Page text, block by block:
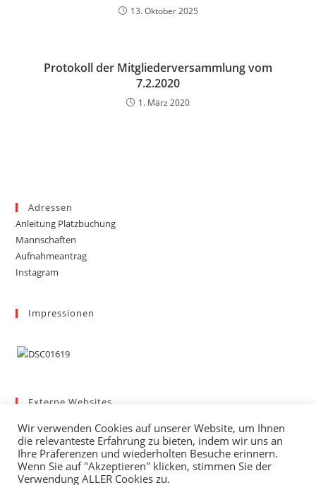
13. Oktober 2025
Protokoll der Mitgliederversammlung vom
7.2.2020
1. März 2020
Adressen
Anleitung Platzbuchung
Mannschaften
Aufnahmeantrag
Instagram
Impressionen
Externe Websites
Gemeinde March
Wetter
mybigpoint
Wir verwenden Cookies auf unserer Website, um Ihnen
die relevanteste Erfahrung zu bieten, indem wir uns an
Ihre Präferenzen und wiederholten Besuche erinnern.
Wenn Sie auf "Akzeptieren" klicken, stimmen Sie der
Verwendung ALLER Cookies zu.